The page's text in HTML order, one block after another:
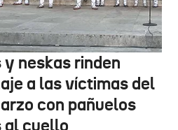
y neskas rinden
a las víctimas del
con pañuelos
al cuello